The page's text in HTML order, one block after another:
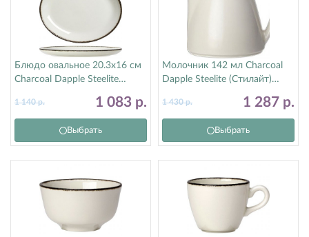
Блюдо овальное 20.3х16 см
Charcoal Dapple Steelite
1 083 р.
1 140р.
Выбрать
Молочник 142 мл Charcoal
Dapple Steelite (Стилайт)
1 287 р.
1 430р.
Выбрать